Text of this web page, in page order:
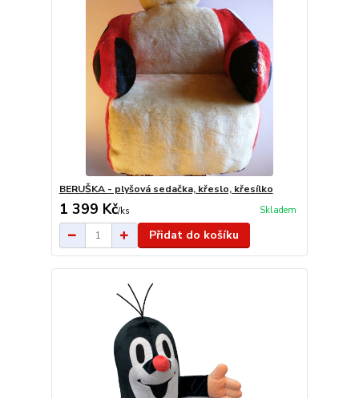
BERUŠKA - plyšová sedačka, křeslo, křesílko
1 399 Kč/ks Skladem
Přidat do košíku